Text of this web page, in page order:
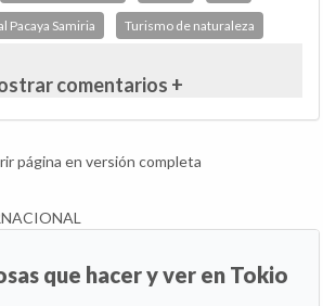
Pacaya Samiria Turismo de naturaleza
comentarios +
página en versión completa
que hacer y ver en Tokio